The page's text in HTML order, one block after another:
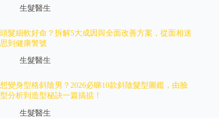
生髮醫生
頭髮細軟好命？拆解5大成因與全面改善方案，從面相迷
思到健康警號
生髮醫生
想變身型格斜陰男？2026必睇10款斜陰髮型圖鑑，由臉
型分析到造型秘訣一篇搞掂！
生髮醫生